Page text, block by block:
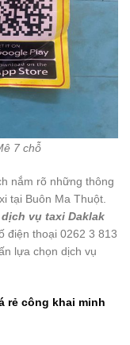
7 chỗ
nắm rõ những thông
tại Buôn Ma Thuột.
dịch vụ taxi Daklak
điện thoại 0262 3 813
lựa chọn dịch vụ
rẻ công khai minh